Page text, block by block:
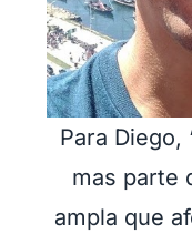
Para Diego,
mas parte
ampla que